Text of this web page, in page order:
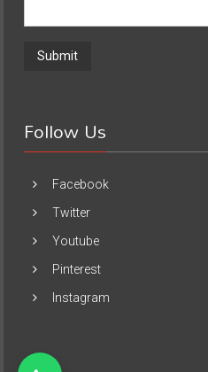
Follow Us
Facebook
Twitter
Youtube
Pinterest
Instagram